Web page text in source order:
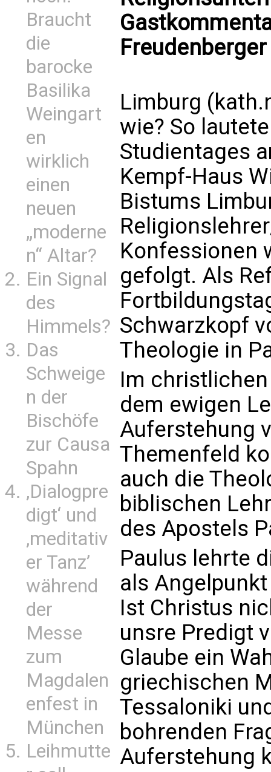
Braucht
die
barocke
Basilika
Weingart
en
wirklich
einen
neuen
„moderne
n“ Altar?
Ein Signal
des
Himmels?
Das
Schweige
n der
Bischöfe
zur Causa
Spahn
‚Dialogpre
digt‘ und
‚meditativ
er Tanz’
während
der
Messe
zum
Magdalen
enfest in
München
Leihmutte
Freudenberger
Limburg
wie? So
Studientages
Kempf-Haus
Bistums
Konfessionen
gefolgt. Als
Schwarzkopf
Theologie in
Im
dem ewigen
Auferstehung
Themenfeld
auch die
biblischen
des Apostels
Paulus lehrte
als
Ist Christus
unsre Predigt
Glaube ein
griechischen
Tessaloniki
bohrenden
Auferstehung